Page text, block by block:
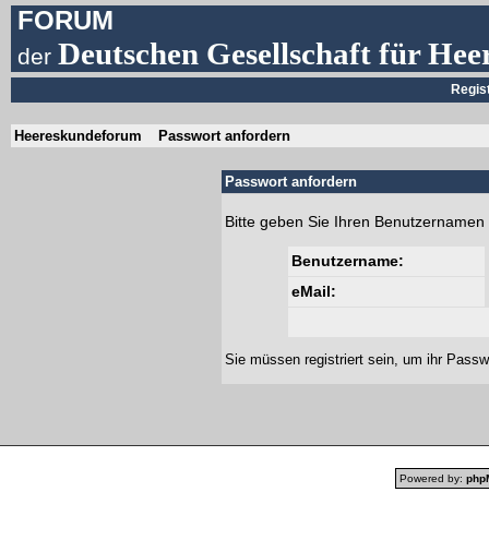
FORUM
derDeutschen Gesellschaft für
Heereskundeforum Passwort anfordern
Passwort anfordern
Bitte geben Sie Ihren
Benutzername:
eMail:
Sie müssenregistriert sein, um ihr
Powered by: